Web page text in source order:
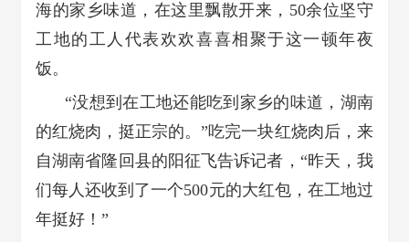
海的家乡味道， 在这里飘散开来， 50余位坚守
工地的工人代表欢欢喜喜相聚于这一顿年夜
饭。
“没想到在工地还能吃到家乡的味道，湖南
的红烧肉，挺正宗的。”吃完一块红烧肉后，来
自湖南省隆回县的阳征飞告诉记者，“昨天，我
们每人还收到了一个500元的大红包，在工地过
年挺好！”